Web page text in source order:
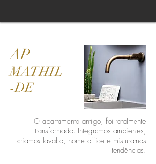
AP
MATHIL
-DE
O apartamento antigo, foi totalmente
transformado. Integramos ambientes,
criamos lavabo, home office e misturamos
tendências.